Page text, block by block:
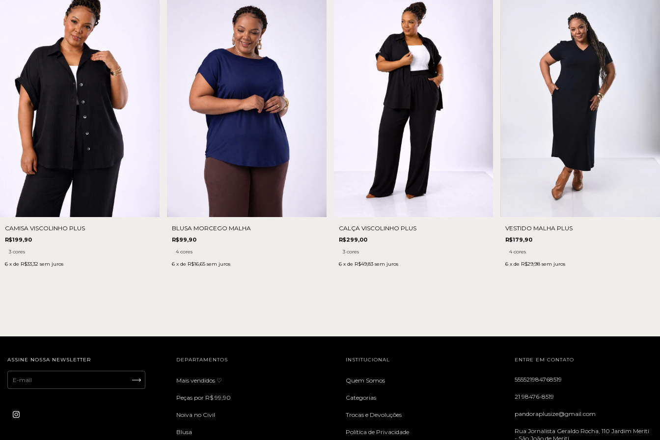
CAMISA VISCOLINHO PLUS
R$199,90
3 cores
6 x de R$33,32 sem juros
BLUSA MORCEGO MALHA
R$99,90
4 cores
6 x de R$16,65 sem juros
CALÇA VISCOLINHO PLUS
R$299,00
3 cores
6 x de R$49,83 sem juros
VESTIDO MALHA PLUS
R$179,90
4 cores
6 x de R$29,98 sem juros
ASSINE NOSSA NEWSLETTER DEPARTAMENTOS
Mais vendidos ♡
Peças por R$ 99,90
Noiva no Civil
Blusa
INSTITUCIONAL
Quem Somos
Categorias
Trocas e Devoluções
Política de Privacidade
ENTRE EM CONTATO
555521984768519
21 98476-8519
pandoraplusize@gmail.com
Rua Jornalista Geraldo Rocha, 110 Jardim Meriti
- São João de Meriti